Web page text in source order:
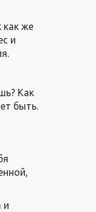
как же
и
Как
быть.
и